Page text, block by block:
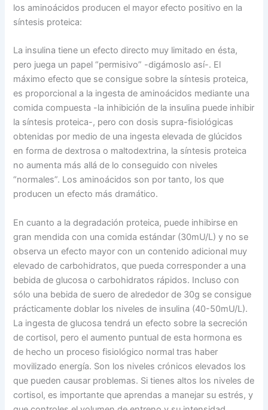
los aminoácidos producen el mayor efecto positivo en la
síntesis proteica:
La insulina tiene un efecto directo muy limitado en ésta,
pero juega un papel “permisivo” -digámoslo así-. El
máximo efecto que se consigue sobre la síntesis proteica,
es proporcional a la ingesta de aminoácidos mediante una
comida compuesta -la inhibición de la insulina puede inhibir
la síntesis proteica-, pero con dosis supra-fisiológicas
obtenidas por medio de una ingesta elevada de glúcidos
en forma de dextrosa o maltodextrina, la síntesis proteica
no aumenta más allá de lo conseguido con niveles
“normales”. Los aminoácidos son por tanto, los que
producen un efecto más dramático.
En cuanto a la degradación proteica, puede inhibirse en
gran mendida con una comida estándar (30mU/L) y no se
observa un efecto mayor con un contenido adicional muy
elevado de carbohidratos, que pueda corresponder a una
bebida de glucosa o carbohidratos rápidos. Incluso con
sólo una bebida de suero de alrededor de 30g se consigue
prácticamente doblar los niveles de insulina (40-50mU/L).
La ingesta de glucosa tendrá un efecto sobre la secreción
de cortisol, pero el aumento puntual de esta hormona es
de hecho un proceso fisiológico normal tras haber
movilizado energía. Son los niveles crónicos elevados los
que pueden causar problemas. Si tienes altos los niveles de
cortisol, es importante que aprendas a manejar su estrés, y